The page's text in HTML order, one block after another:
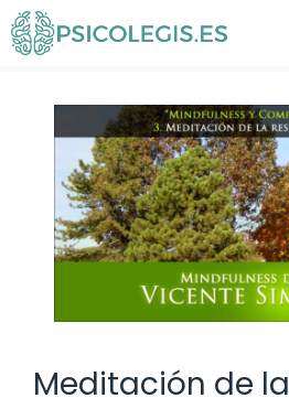
Saltar
al
Meditación de la